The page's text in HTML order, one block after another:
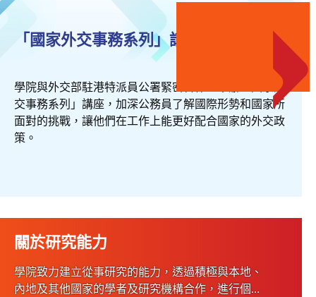
「國家外交事務系列」講座
學院與外交部駐港特派員公署緊密合作，舉辦「國家外
交事務系列」講座，加深公務員了解國際形勢和國家所
面對的挑戰，讓他們在工作上能更好配合國家的外交政
策。
關於研究能力
學院致力建立從事研究的能力，透過積極與本地、
內地及其他國家的學者及研究機構合作，進行個案